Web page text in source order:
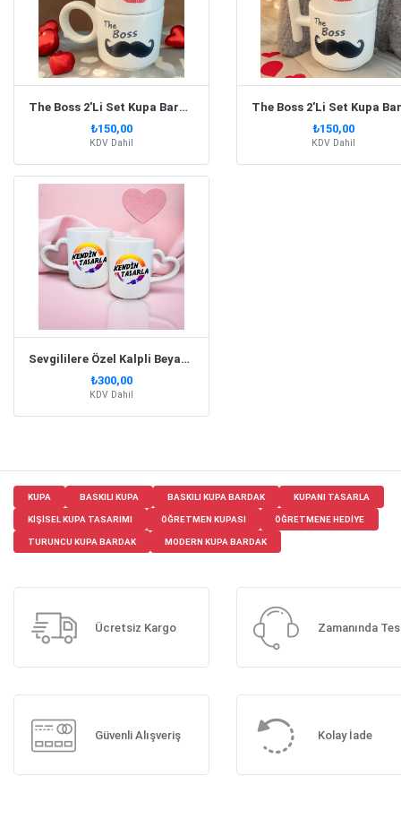
The Boss 2'Li Set Kupa Bardak Yuvarlak Kulp
₺150,00
KDV Dahil
₺150,00
KDV Dahil
Sevgililere Özel Kalpli Beyaz Kupa Bardak Set
₺300,00
KDV Dahil
KUPA BASKILI KUPA BASKILI KUPA BARDAK KUPANI TASARLA
KIŞISEL KUPA TASARIMI ÖĞRETMEN KUPASI ÖĞRETMENE HEDIYE
TURUNCU KUPA BARDAK MODERN KUPA BARDAK
Ücretsiz Kargo Zamanında
Güvenli Alışveriş Kolay İade